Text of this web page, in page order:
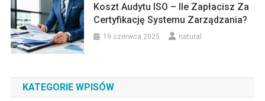
Koszt Audytu ISO – Ile Zapłacisz Za
Certyfikację Systemu Zarządzania?
19 czerwca 2025 natural
KATEGORIE WPISÓW